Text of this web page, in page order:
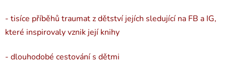
- tisíce příběhů traumat z dětství jejích sledující na FB a IG,
které inspirovaly vznik její knihy
- dlouhodobé cestování s dětmi